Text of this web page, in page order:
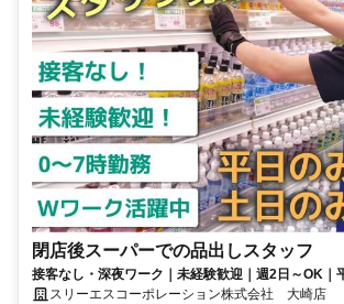
閉店後スーパーでの品出しスタッフ
接客なし・深夜ワーク｜未経験歓迎｜週2日～OK｜
OK｜Wワーク可｜モクモク作業
スリーエスコーポレーション株式会社 大崎店